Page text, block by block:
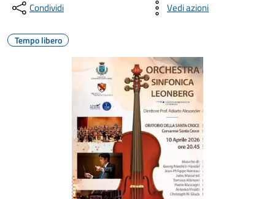
Condividi Vedi azioni
Tempo libero